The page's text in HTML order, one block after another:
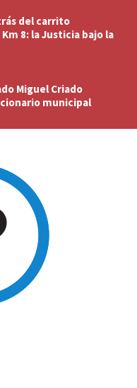
del carrito
8: la Justicia bajo la
Miguel Criado
municipal